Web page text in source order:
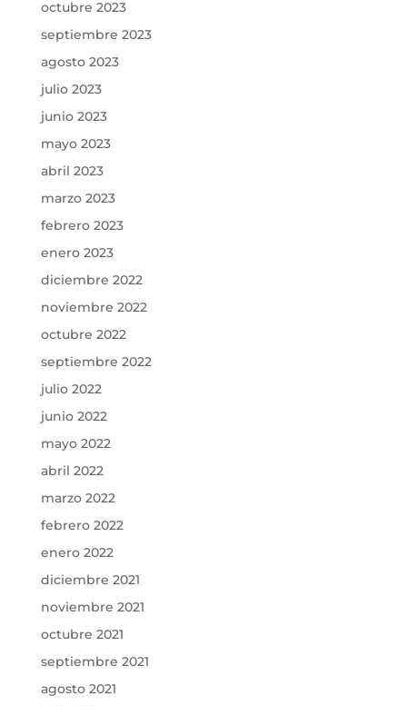
octubre 2023
septiembre 2023
agosto 2023
julio 2023
junio 2023
mayo 2023
abril 2023
marzo 2023
febrero 2023
enero 2023
diciembre 2022
noviembre 2022
octubre 2022
septiembre 2022
julio 2022
junio 2022
mayo 2022
abril 2022
marzo 2022
febrero 2022
enero 2022
diciembre 2021
noviembre 2021
octubre 2021
septiembre 2021
agosto 2021